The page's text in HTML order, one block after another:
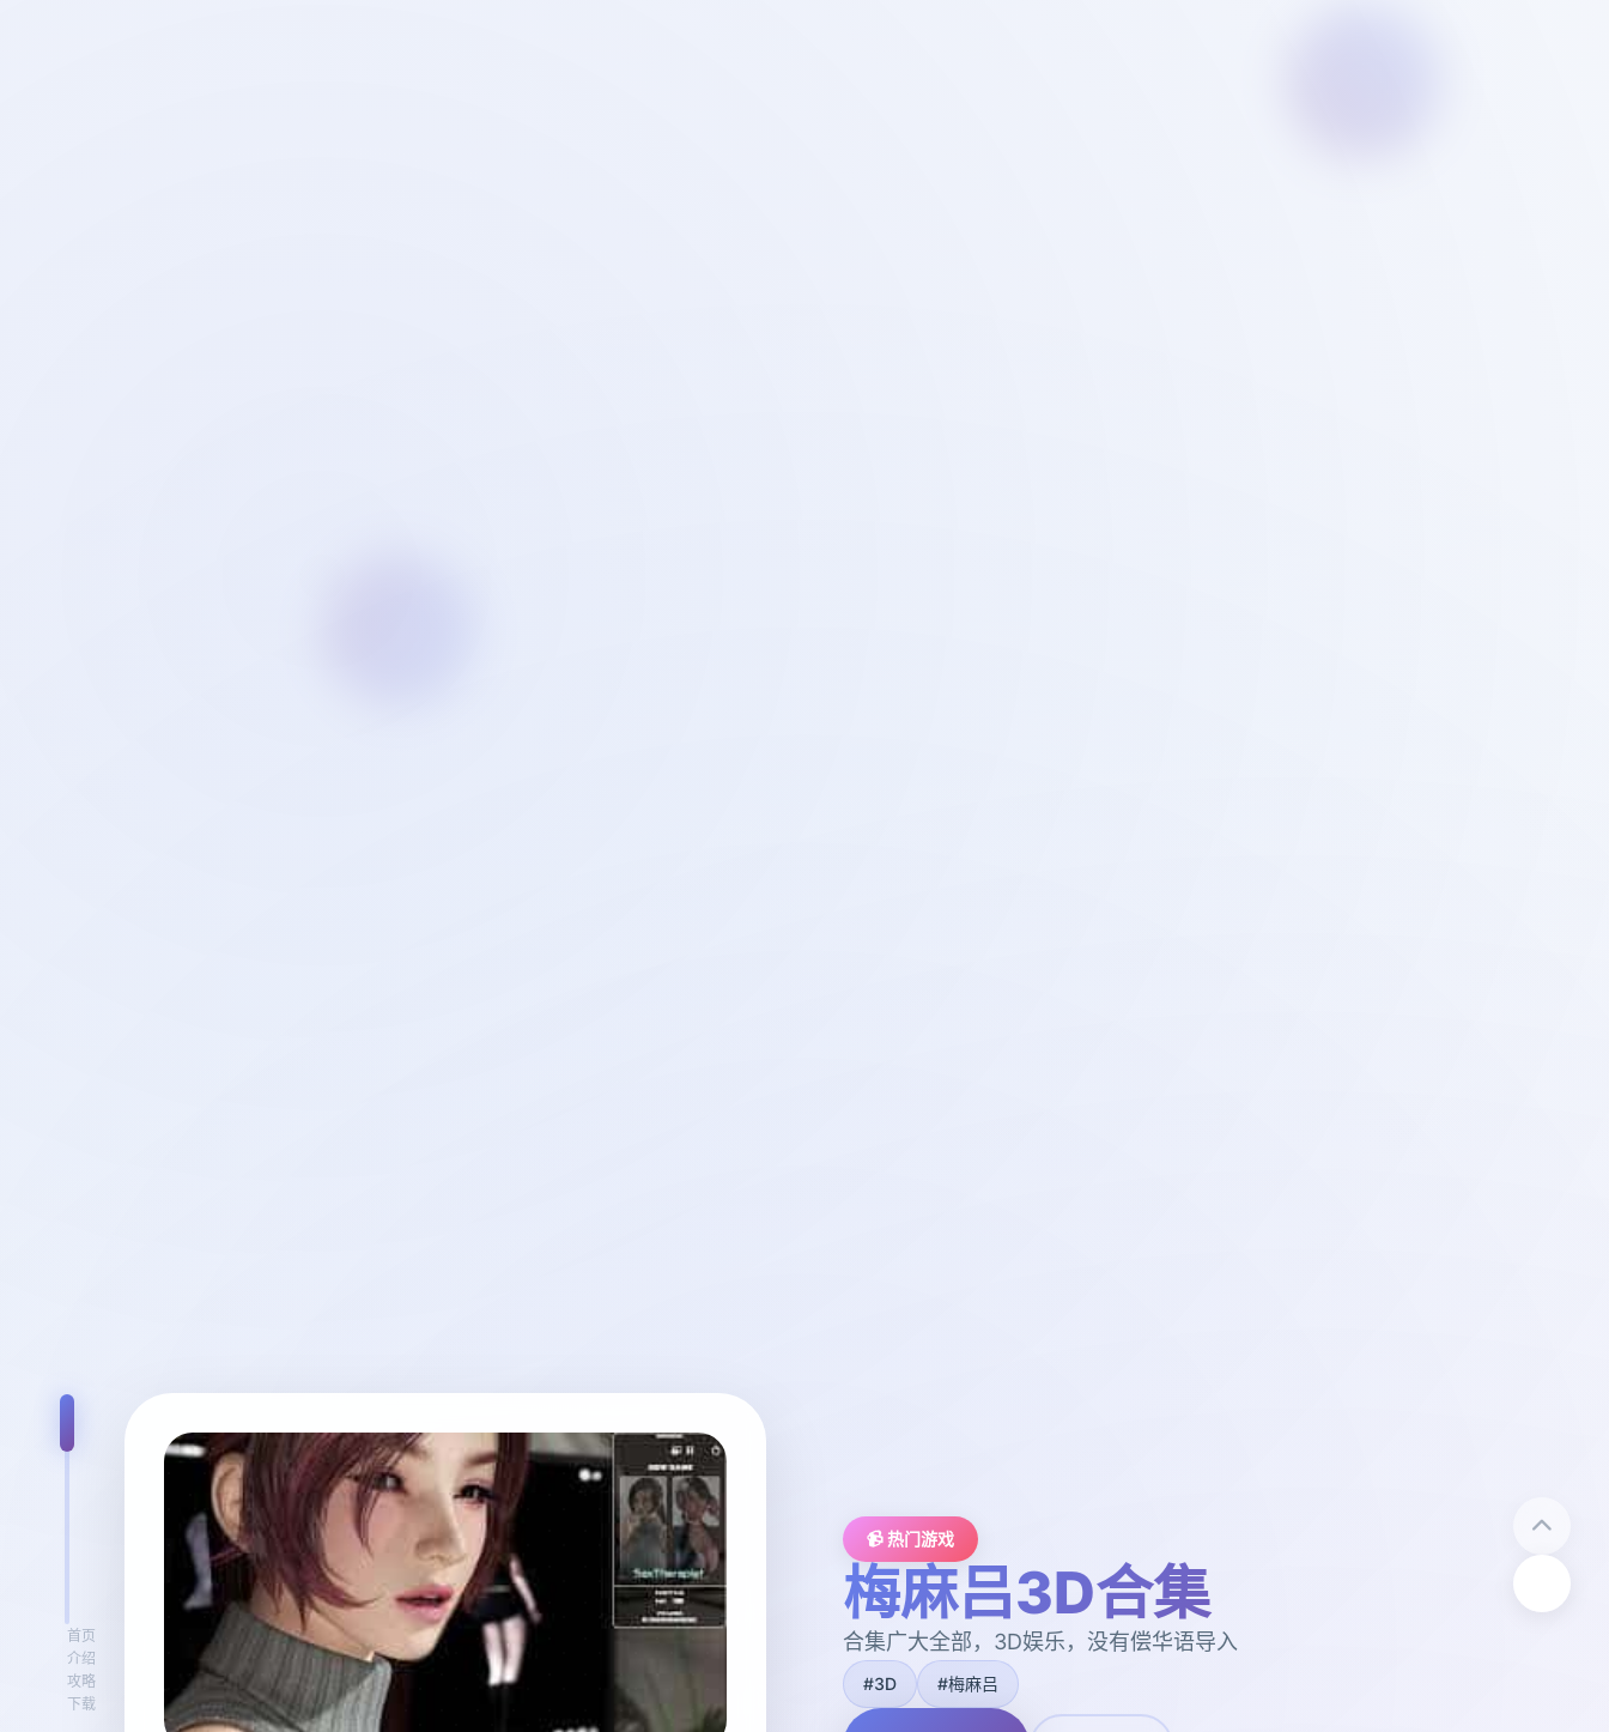
首页
介绍
攻略
下载
📹 热门游戏
梅麻吕3D合集
合集广大全部，3D娱乐，没有偿华语导入
#3D #梅麻吕